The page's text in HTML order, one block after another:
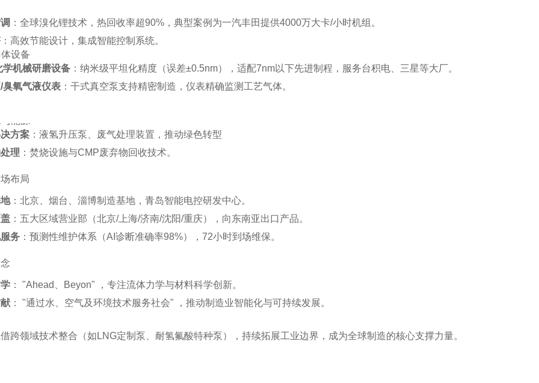
‌：全球溴化锂技术，热回收率超90%，典型案例为一汽丰田提供4000万大卡/小时机组‌。
‌：高效节能设计，集成智能控制系统‌。
设备
学机械研磨设备 ‌：纳米级平坦化精度（误差±0.5nm），适配7nm以下先进制程，服务台积电、三星等大厂。
臭氧气液仪表 ‌：干式真空泵支持精密制造，仪表精确监测工艺气体‌。
方案 ‌：液氢升压泵、废气处理装置，推动绿色转型‌
理 ‌：焚烧设施与CMP废弃物回收技术‌。
布局
‌：北京、烟台、淄博制造基地，青岛智能电控研发中心‌。
‌：五大区域营业部（北京/上海/济南/沈阳/重庆），向东南亚出口产品‌。
务 ‌：预测性维护体系（AI诊断准确率98%），72小时到场维保‌。
‌： "Ahead、Beyon" ，专注流体力学与材料科学创新‌。
‌： "通过水、空气及环境技术服务社会" ，推动制造业智能化与可持续发展‌。
跨领域技术整合（如LNG定制泵、耐氢氟酸特种泵）‌ ，持续拓展工业边界，成为全球制造的核心支撑力量。